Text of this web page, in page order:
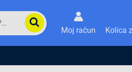
Moj račun Kolica